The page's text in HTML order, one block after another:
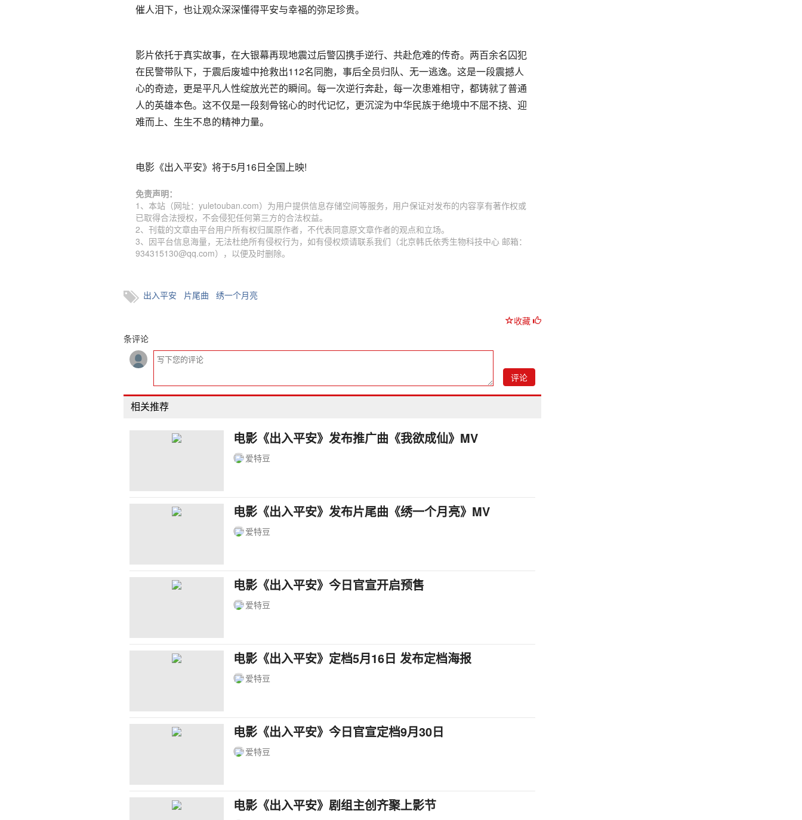
催人泪下，也让观众深深懂得平安与幸福的弥足珍贵。
影片依托于真实故事，在大银幕再现地震过后警囚携手逆行、共赴危难的传奇。两百余名囚犯
在民警带队下，于震后废墟中抢救出112名同胞，事后全员归队、无一逃逸。这是一段震撼人
心的奇迹，更是平凡人性绽放光芒的瞬间。每一次逆行奔赴，每一次患难相守，都铸就了普通
人的英雄本色。这不仅是一段刻骨铭心的时代记忆，更沉淀为中华民族于绝境中不屈不挠、迎
难而上、生生不息的精神力量。
电影《出入平安》将于5月16日全国上映!
免责声明：
1、本站（网址：yuletouban.com）为用户提供信息存储空间等服务，用户保证对发布的内容享有著作权或
已取得合法授权，不会侵犯任何第三方的合法权益。
2、刊载的文章由平台用户所有权归属原作者，不代表同意原文章作者的观点和立场。
3、因平台信息海量，无法杜绝所有侵权行为，如有侵权烦请联系我们（北京韩氏依秀生物科技中心 邮箱：
934315130@qq.com），以便及时删除。
出入平安 片尾曲 绣一个月亮
收藏
条评论
评论
相关推荐
电影《出入平安》发布推广曲《我欲成仙》MV
爱特豆
电影《出入平安》发布片尾曲《绣一个月亮》MV
爱特豆
电影《出入平安》今日官宣开启预售
爱特豆
电影《出入平安》定档5月16日 发布定档海报
爱特豆
电影《出入平安》今日官宣定档9月30日
爱特豆
电影《出入平安》剧组主创齐聚上影节